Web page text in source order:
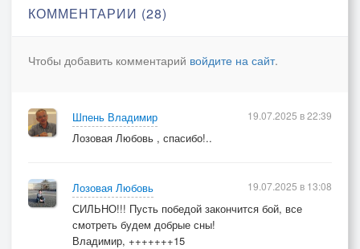
КОММЕНТАРИИ (28)
Чтобы добавить комментарий войдите на сайт.
Шпень Владимир
Лозовая Любовь , спасибо!..
19.07.2025 в 22:39
Лозовая Любовь
СИЛЬНО!!! Пусть победой закончится бой, все
смотреть будем добрые сны!
Владимир, +++++++15
19.07.2025 в 13:08